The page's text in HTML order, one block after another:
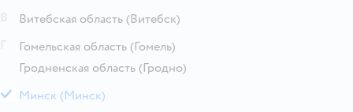
Витебская область (Витебск)
Гомельская область (Гомель)
Гродненская область (Гродно)
М Минск (Минск)